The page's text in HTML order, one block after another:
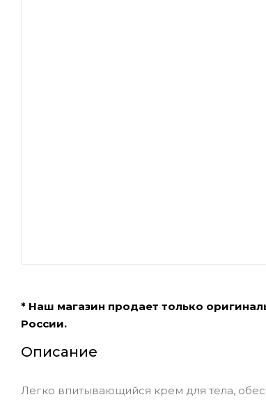
* Наш магазин продает только
России.
Описание
Легко впитывающийся крем для тела,